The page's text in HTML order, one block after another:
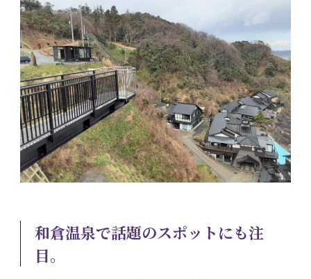
和倉温泉で話題のスポットにも注
目。